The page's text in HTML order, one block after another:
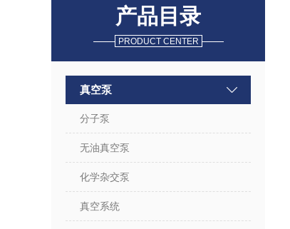
产品目录
PRODUCT CENTER
真空泵
分子泵
无油真空泵
化学杂交泵
真空系统